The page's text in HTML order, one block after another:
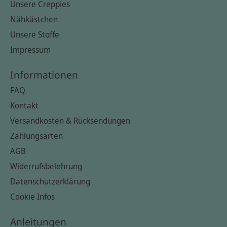
Unsere Creppies
Nähkästchen
Unsere Stoffe
Impressum
Informationen
FAQ
Kontakt
Versandkosten & Rücksendungen
Zahlungsarten
AGB
Widerrufsbelehrung
Datenschutzerklärung
Cookie Infos
Anleitungen